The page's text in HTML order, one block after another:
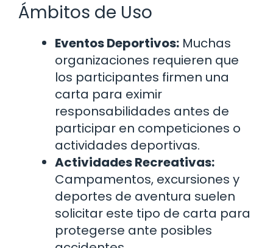
Ámbitos de Uso
Eventos Deportivos: Muchas
organizaciones requieren que
los participantes firmen una
carta para eximir
responsabilidades antes de
participar en competiciones o
actividades deportivas.
Actividades Recreativas:
Campamentos, excursiones y
deportes de aventura suelen
solicitar este tipo de carta para
protegerse ante posibles